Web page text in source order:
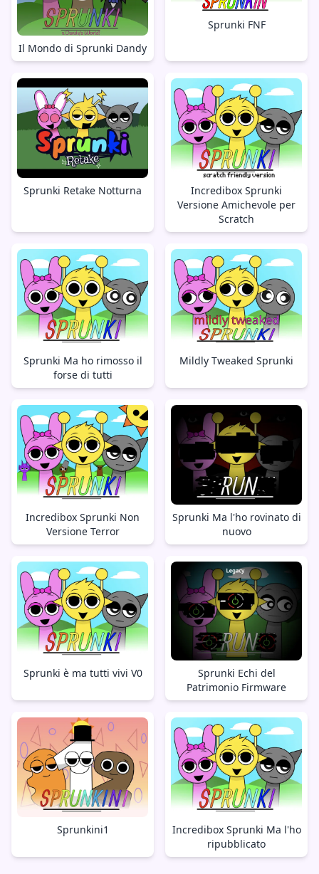
Il Mondo di Sprunki Dandy
Sprunki FNF
Sprunki Retake Notturna
Incredibox Sprunki
Versione Amichevole per
Scratch
Sprunki Ma ho rimosso il
forse di tutti
Mildly Tweaked Sprunki
Incredibox Sprunki Non
Versione Terror
Sprunki Ma l'ho rovinato di
nuovo
Sprunki è ma tutti vivi V0
Sprunki Echi del
Patrimonio Firmware
Sprunkini1
Incredibox Sprunki Ma l'ho
ripubblicato